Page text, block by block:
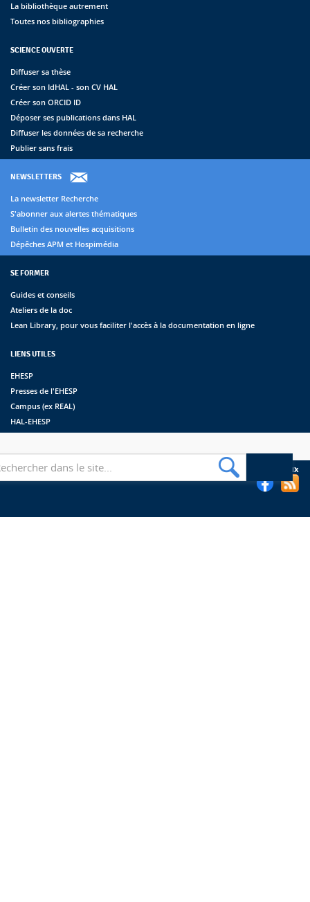
La bibliothèque autrement
Toutes nos bibliographies
SCIENCE OUVERTE
Diffuser sa thèse
Créer son IdHAL - son CV HAL
Créer son ORCID ID
Déposer ses publications dans HAL
Diffuser les données de sa recherche
Publier sans frais
NEWSLETTERS
La newsletter Recherche
S'abonner aux alertes thématiques
Bulletin des nouvelles acquisitions
Dépêches APM et Hospimédia
SE FORMER
Guides et conseils
Ateliers de la doc
Lean Library, pour vous faciliter l'accès à la documentation en ligne
LIENS UTILES
EHESP
Presses de l'EHESP
Campus (ex REAL)
HAL-EHESP
Suivez les bibliothèques de l'EHESP sur les réseaux sociaux